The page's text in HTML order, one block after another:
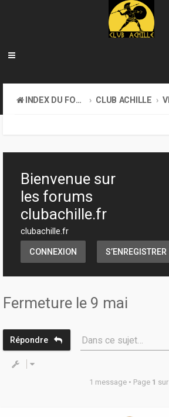
INDEX DU FORUM CLUB ACHILLE
Bienvenue sur
les forums
clubachille.fr
clubachille.fr
CONNEXION S’ENREGISTRER
Fermeture le 9 mai
Répondre Dans ce sujet…
1 message • Page 1 sur